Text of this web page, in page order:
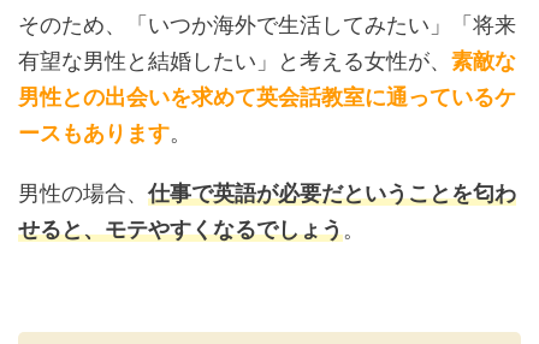
そのため、「いつか海外で生活してみたい」「将来
有望な男性と結婚したい」と考える女性が、 素敵な
男性との出会いを求めて英会話教室に通っているケ
ースもあります。
男性の場合、 仕事で英語が必要だということを匂わ
せると、モテやすくなるでしょう。